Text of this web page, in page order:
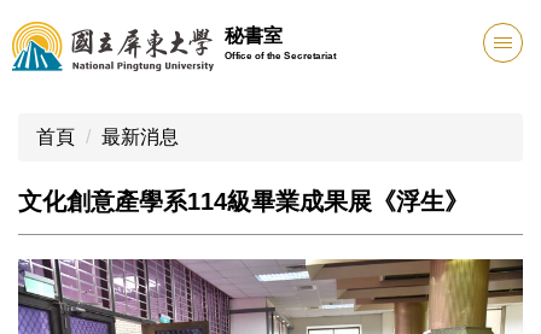
跳
到
主
區
秘書室
Office of the Secretariat
首頁 最新消息
文化創意產學系114級畢業成果展《浮生》